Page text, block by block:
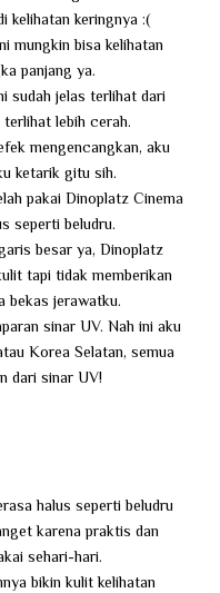
kelihatan keringnya :(
mungkin bisa kelihatan
panjang ya.
sudah jelas terlihat dari
lebih cerah.
mengencangkan, aku
ketarik gitu sih.
pakai Dinoplatz Cinema
seperti beludru.
besar ya, Dinoplatz
tapi tidak memberikan
bekas jerawatku.
sinar UV. Nah ini aku
Korea Selatan, semua
dari sinar UV!
halus seperti beludru
karena praktis dan
sehari-hari.
bikin kulit kelihatan